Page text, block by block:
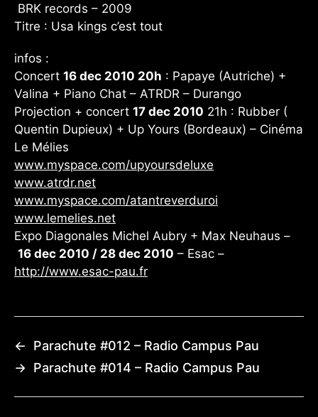
BRK records – 2009
Titre : Usa kings c’est tout
infos :
Concert 16 dec 2010 20h : Papaye (Autriche) +
Valina + Piano Chat – ATRDR – Durango
Projection + concert 17 dec 2010 21h : Rubber (
Quentin Dupieux) + Up Yours (Bordeaux) – Cinéma
Le Mélies
www.myspace.com/upyoursdeluxe
www.atrdr.net
www.myspace.com/atantreverduroi
www.lemelies.net
Expo Diagonales Michel Aubry + Max Neuhaus –
16 dec 2010 / 28 dec 2010 – Esac –
http://www.esac-pau.fr
←
Parachute #012 – Radio Campus Pau
→ Parachute #014 – Radio Campus Pau